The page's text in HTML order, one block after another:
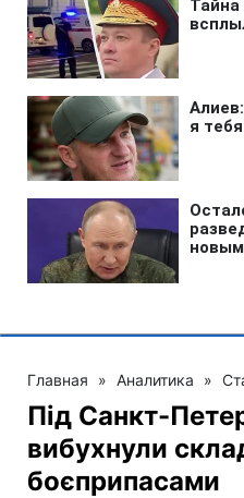
Главная » Аналитика »
Під Санкт-
вибухнули
боєприпасами